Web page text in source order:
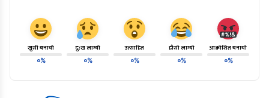
खुसी बनायो
०%
दु:ख लाग्यो
०%
उत्साहित
०%
हाँसो लाग्यो
०%
आक्रोशित बनायो
०%